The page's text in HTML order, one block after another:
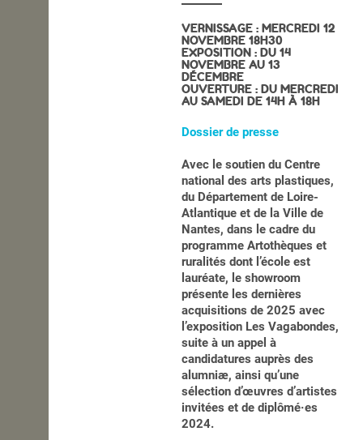
VERNISSAGE : MERCREDI 12
NOVEMBRE 18H30
EXPOSITION : DU 14
NOVEMBRE AU 13
DÉCEMBRE
OUVERTURE : DU MERCREDI
AU SAMEDI DE 14H À 18H
Dossier de presse
Avec le soutien du Centre
national des arts plastiques,
du Département de Loire-
Atlantique et de la Ville de
Nantes, dans le cadre du
programme Artothèques et
ruralités dont l’école est
lauréate, le showroom
présente les dernières
acquisitions de 2025 avec
l’exposition Les Vagabondes,
suite à un appel à
candidatures auprès des
alumniæ, ainsi qu’une
sélection d’œuvres d’artistes
invitées et de diplômé·es
2024.